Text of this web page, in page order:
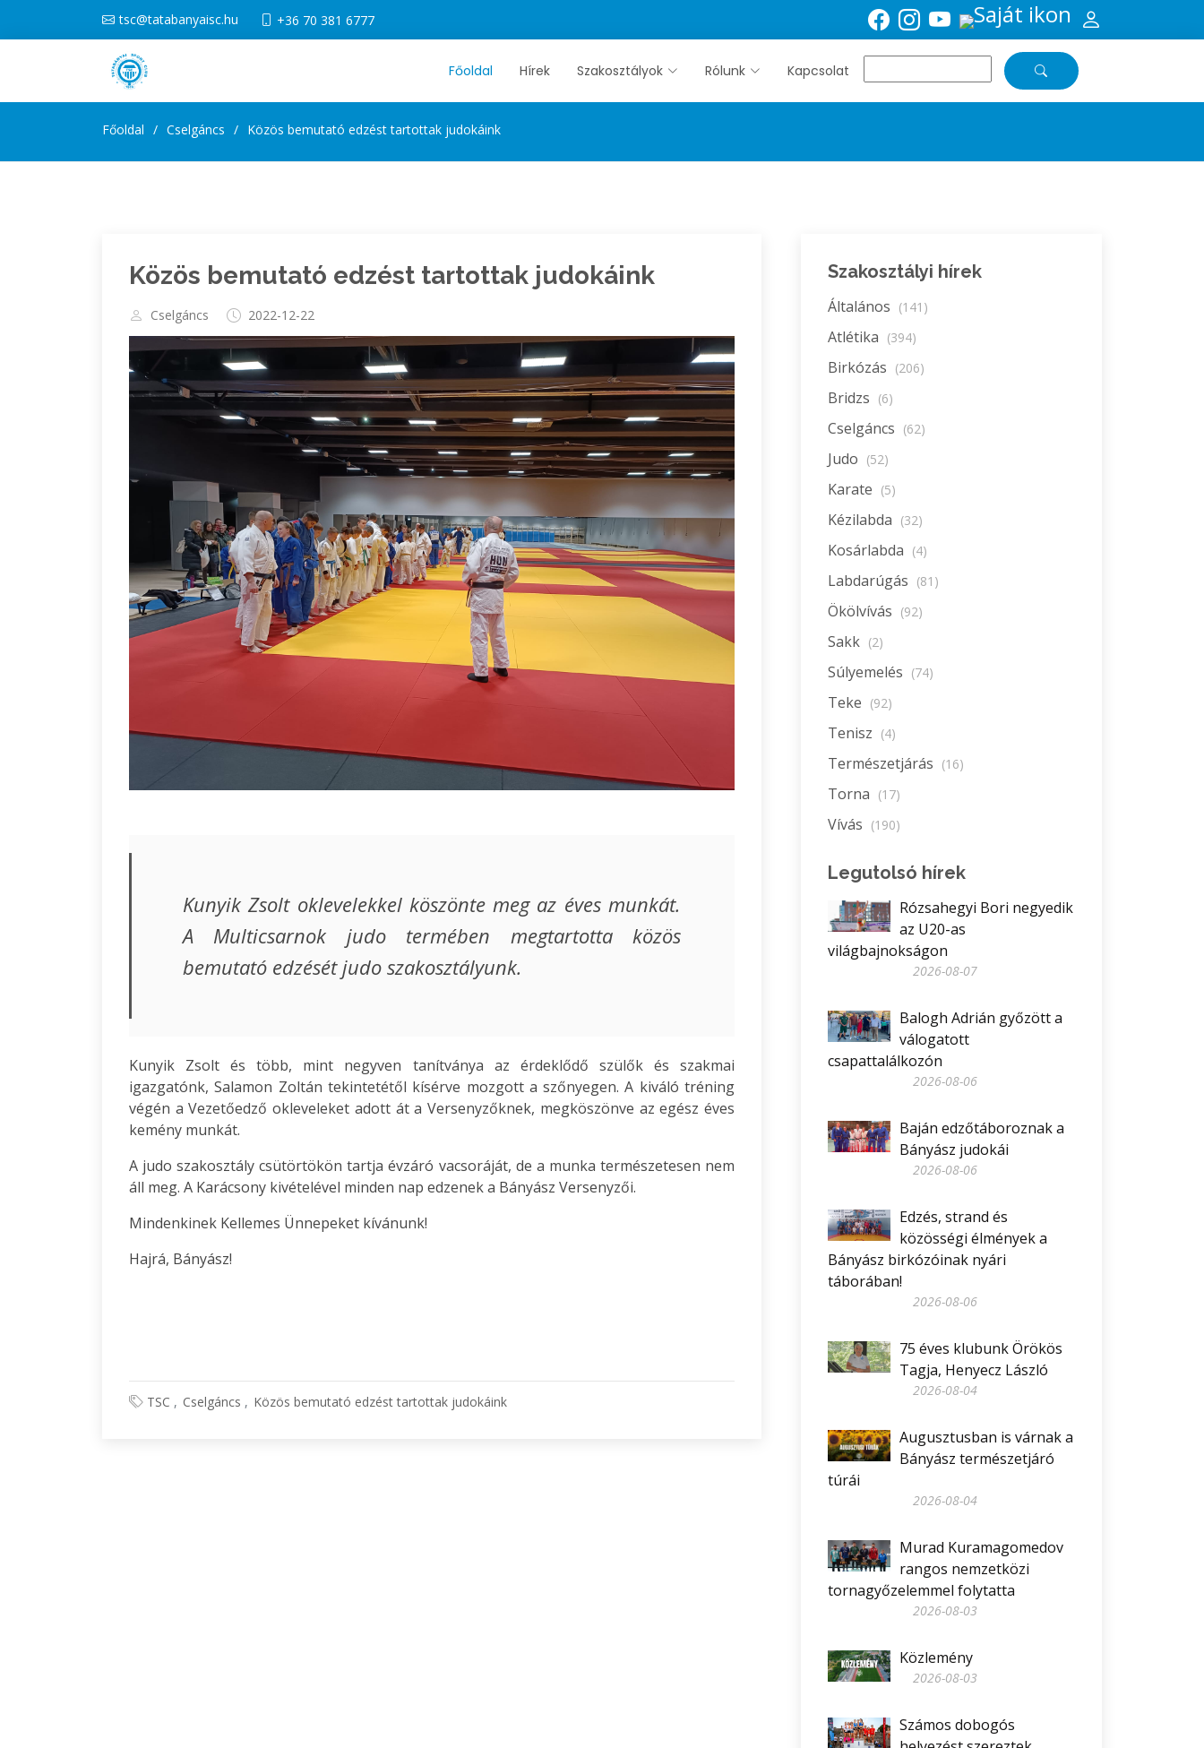
tsc@tatabanyaisc.hu +36 70 381 6777
Főoldal Hírek Szakosztályok Rólunk Kapcsolat
Főoldal Cselgáncs Közös bemutató edzést tartottak judokáink
Közös bemutató edzést tartottak judokáink
Cselgáncs 2022-12-22
Kunyik Zsolt oklevelekkel köszönte meg az éves munkát.
A Multicsarnok judo termében megtartotta közös
bemutató edzését judo szakosztályunk.
Kunyik Zsolt és több, mint negyven tanítványa az érdeklődő szülők és szakmai
igazgatónk, Salamon Zoltán tekintetétől kísérve mozgott a szőnyegen. A kiváló tréning
végén a Vezetőedző okleveleket adott át a Versenyzőknek, megköszönve az egész éves
kemény munkát.
A judo szakosztály csütörtökön tartja évzáró vacsoráját, de a munka természetesen nem
áll meg. A Karácsony kivételével minden nap edzenek a Bányász Versenyzői.
Mindenkinek Kellemes Ünnepeket kívánunk!
Hajrá, Bányász!
TSC Cselgáncs Közös bemutató edzést tartottak judokáink
Szakosztályi hírek
Általános (141)
Atlétika (394)
Birkózás (206)
Bridzs (6)
Cselgáncs (62)
Judo (52)
Karate (5)
Kézilabda (32)
Kosárlabda (4)
Labdarúgás (81)
Ökölvívás (92)
Sakk (2)
Súlyemelés (74)
Teke (92)
Tenisz (4)
Természetjárás (16)
Torna (17)
Vívás (190)
Legutolsó hírek
Rózsahegyi Bori negyedik
az U20-as
világbajnokságon
2026-08-07
Balogh Adrián győzött a
válogatott
csapattalálkozón
2026-08-06
Baján edzőtáboroznak a
Bányász judokái
2026-08-06
Edzés, strand és
közösségi élmények a
Bányász birkózóinak nyári
táborában!
2026-08-06
75 éves klubunk Örökös
Tagja, Henyecz László
2026-08-04
Augusztusban is várnak a
Bányász természetjáró
túrái
2026-08-04
Murad Kuramagomedov
rangos nemzetközi
tornagyőzelemmel folytatta
2026-08-03
Közlemény
2026-08-03
Számos dobogós